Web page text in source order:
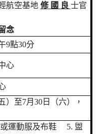
航空基地 修 國 良 士官
念
9點30分
心
）至7月 30日
（六），
運動服及布鞋 5. 盥